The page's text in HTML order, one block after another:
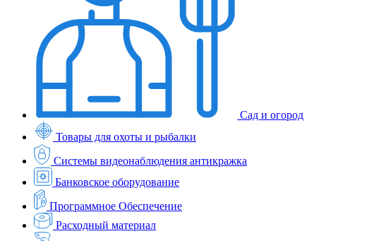
Сад и огород
Товары для охоты и рыбалки
Системы видеонаблюдения антикражка
Банковское оборудование
Программное Обеспечение
Расходный материал